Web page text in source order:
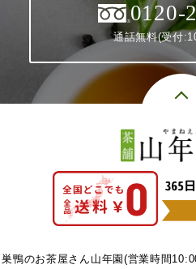
0120-
通話無料(受付
巣鴨のお茶屋さん山年園(営業時間